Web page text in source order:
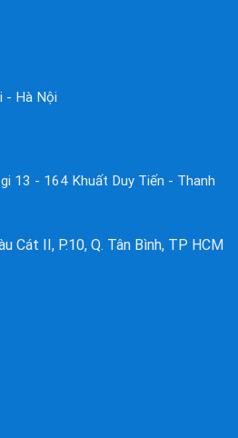
- Hà Nội
13 - 164 Khuất Duy Tiến - Thanh
Cát II, P.10, Q. Tân Bình, TP HCM